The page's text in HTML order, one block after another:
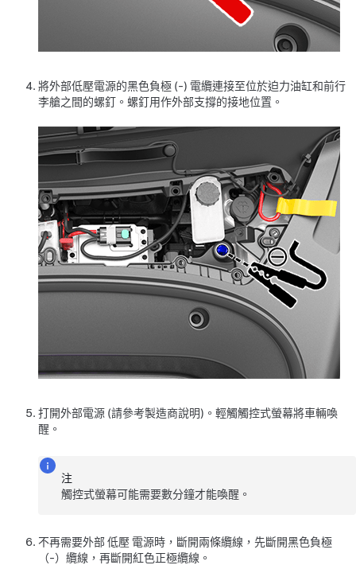
將外部低壓電源的黑色負極 (-) 電纜連接至位於迫力油缸和前行
李艙之間的螺釘。螺釘用作外部支撐的接地位置。
打開外部電源 (請參考製造商說明)。輕觸觸控式螢幕將車輛喚
醒。
注
觸控式螢幕可能需要數分鐘才能喚醒。
不再需要外部 低壓 電源時，斷開兩條纜線，先斷開黑色負極
（-）纜線，再斷開紅色正極纜線。